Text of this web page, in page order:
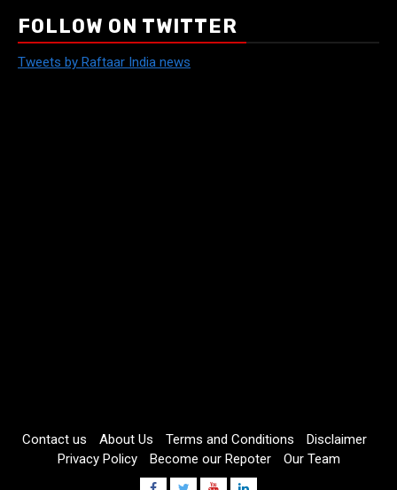
FOLLOW ON TWITTER
Tweets by Raftaar India news
Contact us About Us Terms and Conditions
Disclaimer
Privacy Policy
Become our Repoter
Our Team